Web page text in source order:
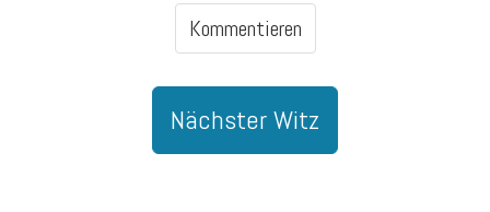
Kommentieren
Nächster Witz